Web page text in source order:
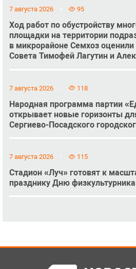
7 августа 2026 95
Ход работ по обустройству
площадки на территории
в микрорайоне Семхоз
Совета Тимофей Лагутин и
7 августа 2026 118
Народная программа партии
открывает новые горизонты
Сергиево-Посадского
7 августа 2026 115
Стадион «Луч» готовят к
празднику Дню